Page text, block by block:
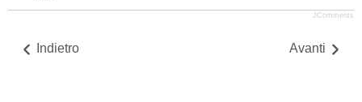
JComments
Indietro Avanti